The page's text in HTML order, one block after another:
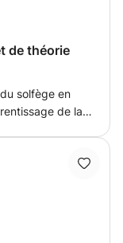
de théorie
solfège en
de la
Niveau 3:
des
s'asseoir au